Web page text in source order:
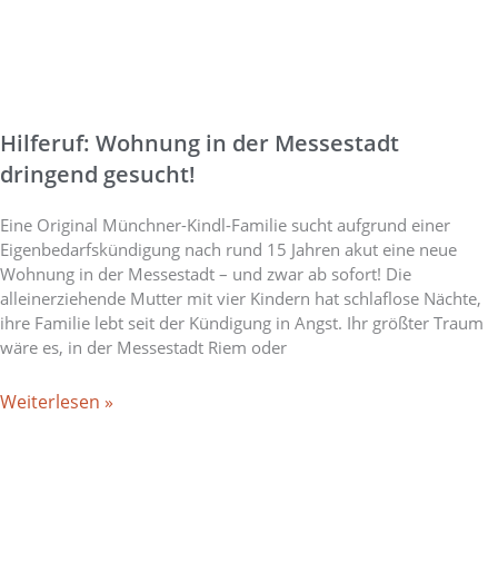
Hilferuf: Wohnung in der Messestadt
dringend gesucht!
Eine Original Münchner-Kindl-Familie sucht aufgrund einer
Eigenbedarfskündigung nach rund 15 Jahren akut eine neue
Wohnung in der Messestadt – und zwar ab sofort! Die
alleinerziehende Mutter mit vier Kindern hat schlaflose Nächte,
ihre Familie lebt seit der Kündigung in Angst. Ihr größter Traum
wäre es, in der Messestadt Riem oder
Weiterlesen »